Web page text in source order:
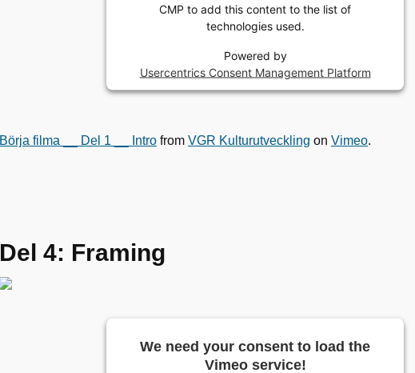
CMP to add this content to the list of
technologies used.
Powered by
Usercentrics Consent Management Platform
Börja filma __ Del 1 __ Intro from VGR Kulturutveckling on Vimeo.
Del 4: Framing
We need your consent to load the
Vimeo service!